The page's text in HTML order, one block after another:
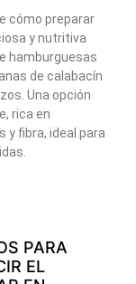
cómo preparar
y nutritiva
hamburguesas
de calabacín
Una opción
rica en
y fibra, ideal para
PARA
EL